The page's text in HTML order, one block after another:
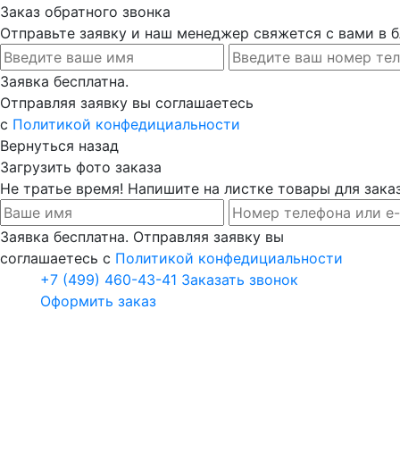
Заказ обратного звонка
Отправьте заявку и наш менеджер свяжется с вами в
Заявка бесплатна.
Отправляя заявку вы соглашаетесь
с Политикой конфедициальности
Вернуться назад
Загрузить фото заказа
Не тратье время! Напишите на листке товары для
Заявка бесплатна. Отправляя заявку вы
соглашаетесь с Политикой конфедициальности
+7 (499) 460-43-41 Заказать звонок
Оформить заказ